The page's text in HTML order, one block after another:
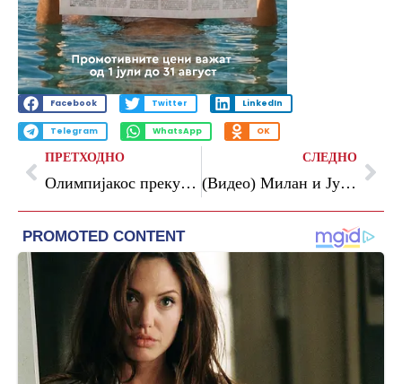
Facebook Twitter LinkedIn
Telegram WhatsApp OK
ПРЕТХОДНО
Олимпијакос преку Реал до европската титула
СЛЕДНО
(Видео) Милан и Јувентус останаа без ЛШ